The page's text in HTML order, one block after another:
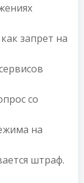
запрет на
со
на
штраф.